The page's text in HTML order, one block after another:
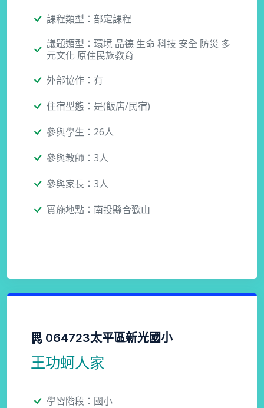
課程類型：部定課程
議題類型：環境 品德 生命 科技 安全 防災 多
元文化 原住民族教育
外部協作：有
住宿型態：是(飯店/民宿)
參與學生：26人
參與教師：3人
參與家長：3人
實施地點：南投縣合歡山
064723太平區新光國小
王功蚵人家
學習階段：國小